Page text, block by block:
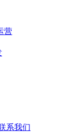
营
系我们